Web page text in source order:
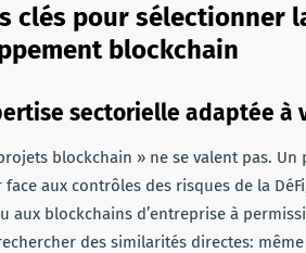
clés pour sélectionner
blockchain
sectorielle adaptée à
blockchain » ne se valent pas.
aux contrôles des risques de la
aux blockchains d’entreprise à
des similarités directes: